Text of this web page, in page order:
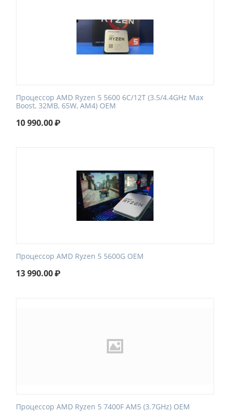
Процессор AMD Ryzen 5 5600 6C/12T (3.5/4.4GHz Max
Boost, 32MB, 65W, AM4) OEM
10 990.00₽
Процессор AMD Ryzen 5 5600G OEM
13 990.00₽
Процессор AMD Ryzen 5 7400F AM5 (3.7GHz) OEM